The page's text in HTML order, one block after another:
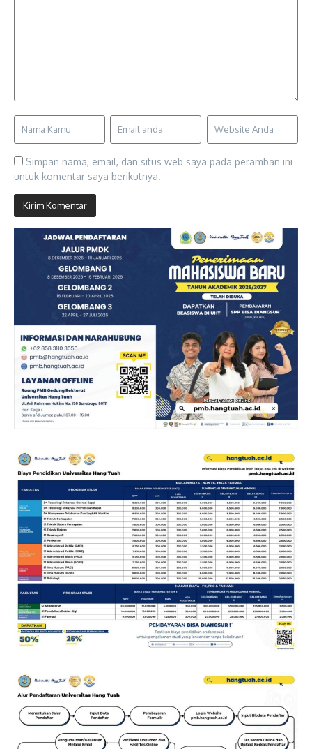
Simpan nama, email, dan situs web saya pada peramban ini
untuk komentar saya berikutnya.